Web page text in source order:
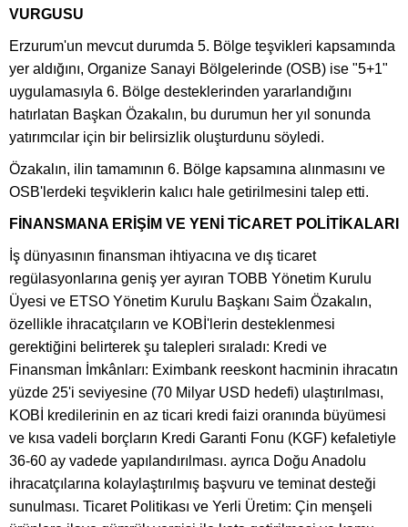
VURGUSU
Erzurum'un mevcut durumda 5. Bölge teşvikleri kapsamında
yer aldığını, Organize Sanayi Bölgelerinde (OSB) ise "5+1"
uygulamasıyla 6. Bölge desteklerinden yararlandığını
hatırlatan Başkan Özakalın, bu durumun her yıl sonunda
yatırımcılar için bir belirsizlik oluşturdunu söyledi.
Özakalın, ilin tamamının 6. Bölge kapsamına alınmasını ve
OSB'lerdeki teşviklerin kalıcı hale getirilmesini talep etti.
FİNANSMANA ERİŞİM VE YENİ TİCARET POLİTİKALARI
İş dünyasının finansman ihtiyacına ve dış ticaret
regülasyonlarına geniş yer ayıran TOBB Yönetim Kurulu
Üyesi ve ETSO Yönetim Kurulu Başkanı Saim Özakalın,
özellikle ihracatçıların ve KOBİ'lerin desteklenmesi
gerektiğini belirterek şu talepleri sıraladı: Kredi ve
Finansman İmkânları: Eximbank reeskont hacminin ihracatın
yüzde 25'i seviyesine (70 Milyar USD hedefi) ulaştırılması,
KOBİ kredilerinin en az ticari kredi faizi oranında büyümesi
ve kısa vadeli borçların Kredi Garanti Fonu (KGF) kefaletiyle
36-60 ay vadede yapılandırılması. ayrıca Doğu Anadolu
ihracatçılarına kolaylaştırılmış başvuru ve teminat desteği
sunulması. Ticaret Politikası ve Yerli Üretim: Çin menşeli